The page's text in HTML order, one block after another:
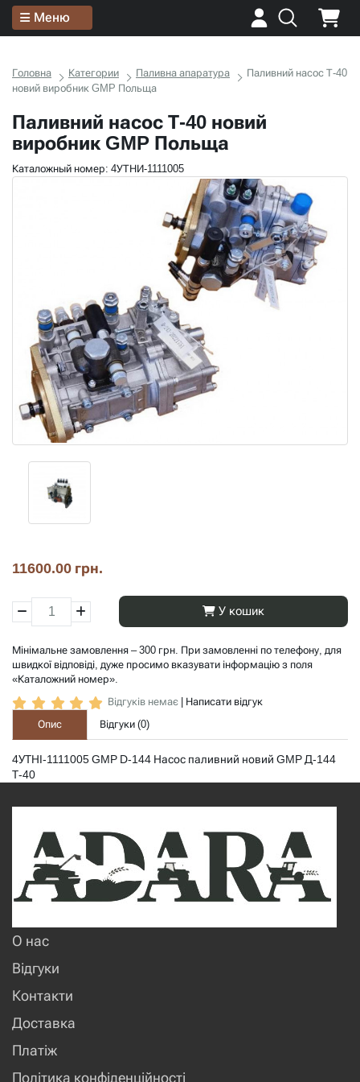
Меню
Головна Категории Паливна апаратура
Паливний насос Т-40
новий виробник GMP Польща
Паливний насос Т-40 новий
виробник GMP Польща
Каталожный номер: 4УТНИ-1111005
11600.00 грн.
У кошик
Мінімальне замовлення – 300 грн. При замовленні по телефону, для
швидкої відповіді, дуже просимо вказувати інформацію з поля
«Каталожний номер».
Відгуків немає
Написати відгук
Опис
Відгуки (0)
4УТНІ-1111005 GMP D-144 Насос паливний новий GMP Д-144
Т-40
О нас
Відгуки
Контакти
Доставка
Платіж
Політика конфіденційності